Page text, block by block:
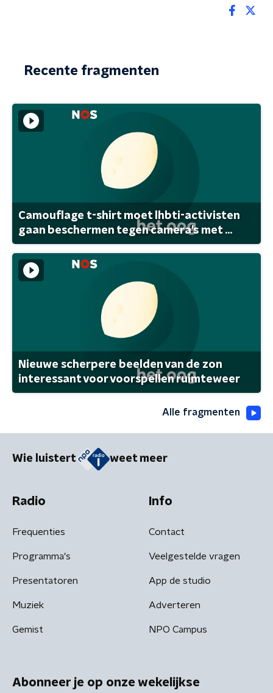
Recente fragmenten
Camouflage t-shirt moet lhbti-activisten
gaan beschermen tegen camera's met ...
Nieuwe scherpere beelden van de zon
interessant voor voorspellen ruimteweer
Alle fragmenten
Wie luistert weet meer
Radio
Frequenties
Programma's
Presentatoren
Muziek
Gemist
Info
Contact
Veelgestelde vragen
App de studio
Adverteren
NPO Campus
Abonneer je op onze wekelijkse